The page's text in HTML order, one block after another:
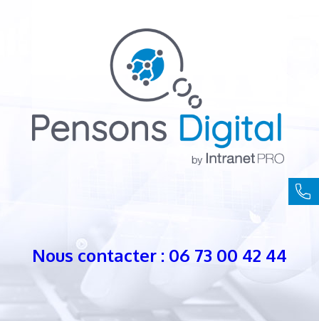
Nous contacter : 06 73 00 42 44